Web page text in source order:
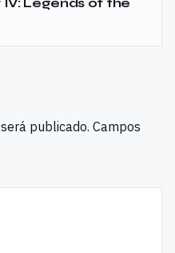
IV: Legends of the
publicado. Campos